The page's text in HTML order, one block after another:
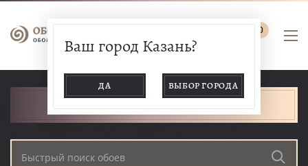
0
Ваш город Казань?
ДА ВЫБОР ГОРОДА